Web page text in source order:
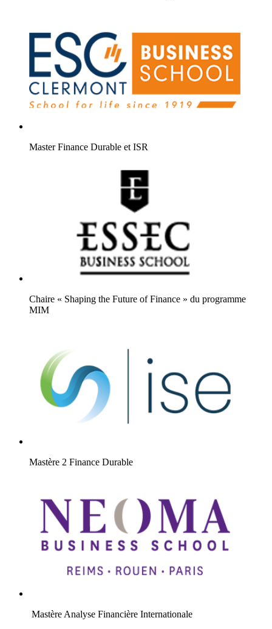
Master Finance Durable et ISR
Chaire « Shaping the Future of Finance » du programme
MIM
Mastère 2 Finance Durable
Mastère Analyse Financière Internationale